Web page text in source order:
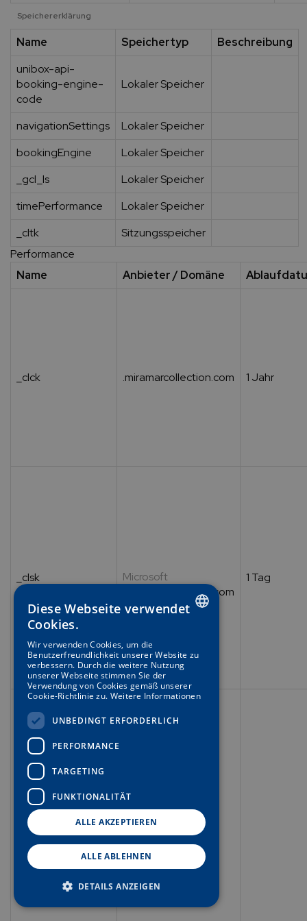
Speichererklärung
Name Speichertyp
Beschreibung
unibox-api-
booking-engine-
code
Lokaler Speicher
navigationSettings
Lokaler Speicher
bookingEngine
Lokaler Speicher
_gcl_ls
Lokaler Speicher
timePerformance
Lokaler Speicher
_cltk
Sitzungsspeicher
Performance
Name
Anbieter / Domäne
_clck .miramarcollection.com 1 Jahr
_clsk
Microsoft
.miramarcollection.com
1 Tag
ENGLISH
GERMAN
Diese Webseite verwendet
Cookies.
Wir verwenden Cookies, um die
Benutzerfreundlichkeit unserer Website zu
verbessern. Durch die weitere Nutzung
unserer Webseite stimmen Sie der
Verwendung von Cookies gemäß unserer
Cookie-Richtlinie zu. Weitere Informationen
UNBEDINGT ERFORDERLICH
PERFORMANCE
TARGETING
FUNKTIONALITÄT
ALLE AKZEPTIEREN
ALLE ABLEHNEN
DETAILS ANZEIGEN